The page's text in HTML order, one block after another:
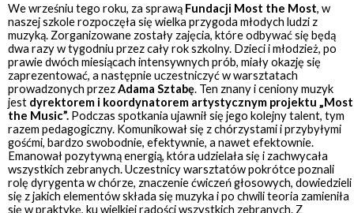
We wrześniu tego roku, za sprawą Fundacji Most the Most, w
naszej szkole rozpoczęła się wielka przygoda młodych ludzi z
muzyką. Zorganizowane zostały zajęcia, które odbywać się będą
dwa razy w tygodniu przez cały rok szkolny. Dzieci i młodzież, po
prawie dwóch miesiącach intensywnych prób, miały okazję się
zaprezentować, a następnie uczestniczyć w warsztatach
prowadzonych przezAdama Sztabę. Ten znany i ceniony muzyk
jest dyrektorem i koordynatorem artystycznym projektu „Most
the Music”. Podczas spotkania ujawnił się jego kolejny talent, tym
razem pedagogiczny. Komunikował się z chórzystami i przybyłymi
gośćmi, bardzo swobodnie, efektywnie, a nawet efektownie.
Emanował pozytywną energią, która udzielała się i zachwycała
wszystkich zebranych. Uczestnicy warsztatów pokrótce poznali
rolę dyrygenta w chórze, znaczenie ćwiczeń głosowych, dowiedzieli
się z jakich elementów składa się muzyka i po chwili teoria zamieniła
się w praktykę, ku wielkiej radości wszystkich zebranych. Z